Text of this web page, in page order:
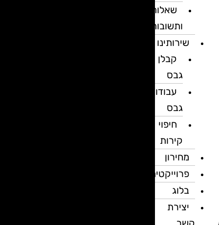
שאלות
ותשובות
שירותינו
קבלן
גבס
עבודות
גבס
חיפוי
קירות
מחירון
פרוייקטים
בלוג
יצירת